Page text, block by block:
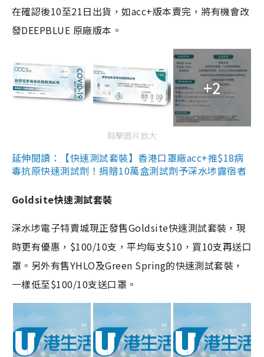
在確認後10至21日出貨，如acc+版本賣完，將有機會改
發DEEPBLUE 原廠版本。
+2
點擊圖片放大
延伸閱讀：【快速測試套裝】香港口罩廠acc+推$18病
毒抗原快速測試劑！捐贈10萬盒測試劑予深水埗露宿者
Goldsite快速測試套裝
深水埗電子特賣城現正發售Goldsite快速測試套裝，現
時更有優惠，$100/10支，平均每支$10，買10支再送口
罩。另外有售YHLO及Green Spring的快速測試套裝，
一樣低至$100/10支送口罩。